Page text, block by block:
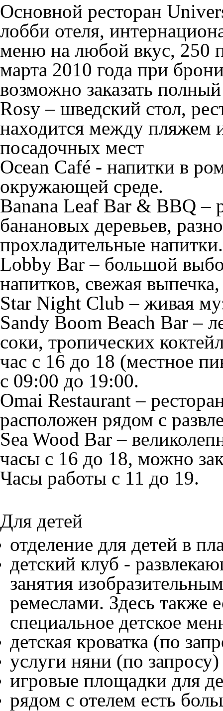
Основной ресторан
лобби отеля,
меню на любой вкус, 250
марта 2010 года при
возможно заказать
Rosy – шведский стол,
находится между пляжем
посадочных мест
Ocean Café - напитки в
окружающей среде.
Banana Leaf Bar & BBQ–
банановых деревьев,
прохладительные
Lobby Bar – большой
напитков, свежая
Star Night Club– живая
Sandy Boom Beach Bar –
соки, тропических
час с 16 до 18 (местное
с 09:00 до 19:00.
Omai Restaurant –
расположен рядом с
Sea Wood Bar–
часы с 16 до 18, можно
Часы работы с 11 до 19.
Для детей
отделение для детей в
детский клуб -
занятия
ремеслами. Здесь также
специальное детское
детская кроватка (по
услуги няни (по запросу)
игровые площадки для
рядом с отелем есть